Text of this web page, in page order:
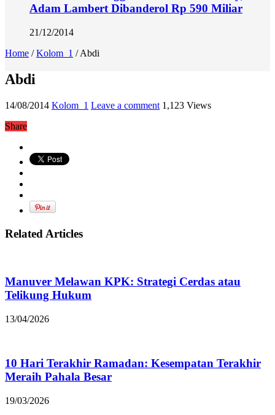
Adam Lambert Dibanderol Rp 590 Miliar
21/12/2014
Home / Kolom_1 / Abdi
Abdi
14/08/2014 Kolom_1 Leave a comment 1,123 Views
Share
Related Articles
Manuver Melawan KPK: Strategi Cerdas atau
Telikung Hukum
13/04/2026
10 Hari Terakhir Ramadan: Kesempatan Terakhir
Meraih Pahala Besar
19/03/2026